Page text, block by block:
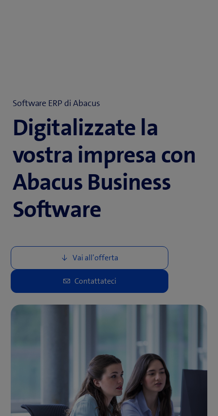
Software ERP di Abacus
Digitalizzate la
vostra impresa con
Abacus Business
Software